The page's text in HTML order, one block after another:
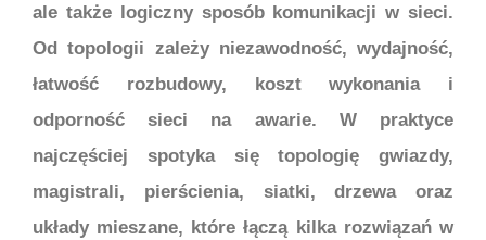
ale także logiczny sposób komunikacji w sieci.
Od topologii zależy niezawodność, wydajność,
łatwość rozbudowy, koszt wykonania i
odporność sieci na awarie. W praktyce
najczęściej spotyka się topologię gwiazdy,
magistrali, pierścienia, siatki, drzewa oraz
układy mieszane, które łączą kilka rozwiązań w